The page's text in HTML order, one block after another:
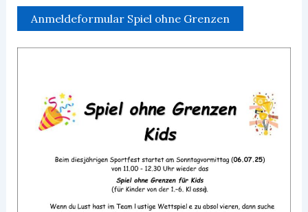
Anmeldeformular Spiel ohne Grenzen